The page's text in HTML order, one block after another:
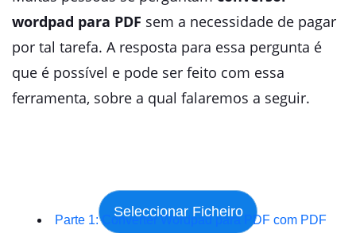
wordpad para PDF sem a necessidade de pagar
por tal tarefa. A resposta para essa pergunta é
que é possível e pode ser feito com essa
ferramenta, sobre a qual falaremos a seguir.
Parte 1: Converter Wordpad para PDF com PDF